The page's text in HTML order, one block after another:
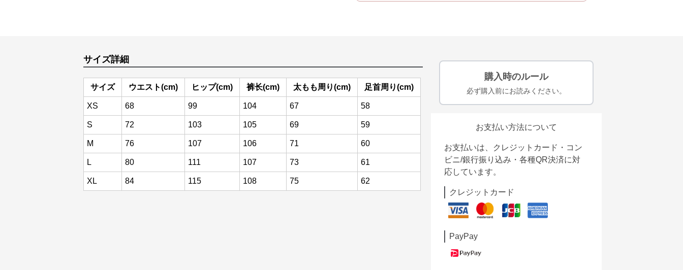
サイズ詳細
サイズ ウエスト(cm) ヒップ(cm) 裤长(cm) 太もも周り(cm) 足首周り(cm)
XS 68 99 104 67 58
S 72 103 105 69 59
M 76 107 106 71 60
L 80 111 107 73 61
XL 84 115 108 75 62
購入時のルール
必ず購入前にお読みください。
お支払い方法について
お支払いは、クレジットカード・コン
ビニ/銀行振り込み・各種QR決済に対
応しています。
クレジットカード
PayPay